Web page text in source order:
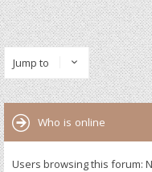
e
w
t
h
e
l
a
s
t
Jump to
Who is online
Users browsing this forum: